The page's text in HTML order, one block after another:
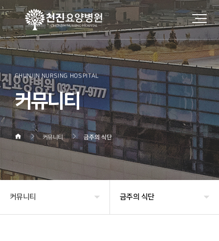
CHUNJIN NURSING HOSPITAL
커뮤니티
커뮤니티 금주의 식단
커뮤니티 금주의 식단